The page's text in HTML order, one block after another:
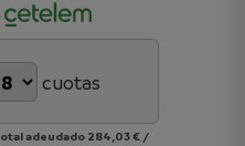
cuotas
adeudado 284,03 € /